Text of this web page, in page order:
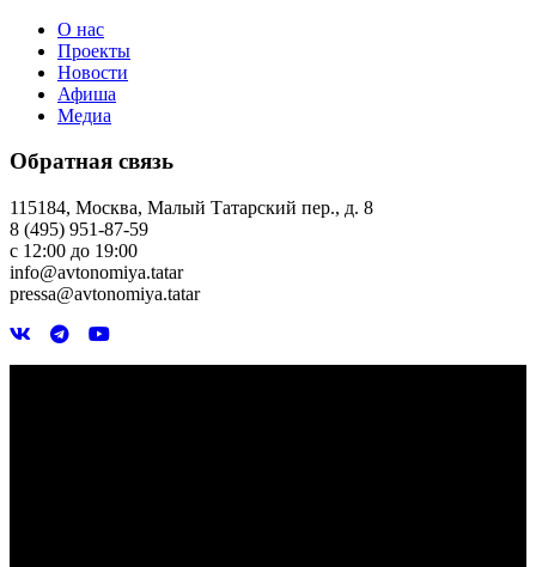
О нас
Проекты
Новости
Афиша
Медиа
Обратная связь
115184, Москва, Малый Татарский пер., д. 8
8 (495) 951-87-59
с 12:00 до 19:00
info@avtonomiya.tatar
pressa@avtonomiya.tatar